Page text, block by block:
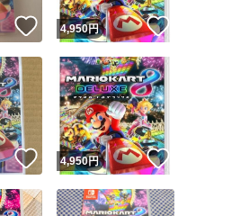
いいね！
4,950円
いいね！
4,950円